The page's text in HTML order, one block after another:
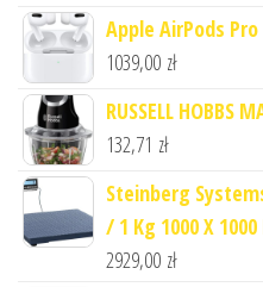
Apple AirPods
1039,00 zł
RUSSELL HOBBS
132,71 zł
Steinberg
/ 1 Kg 1000 X
2929,00 zł